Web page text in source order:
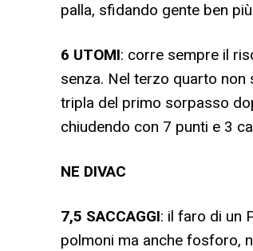
palla, sfidando gente ben
6 UTOMI: corre sempre il
senza. Nel terzo quarto
tripla del primo sorpasso
chiudendo con 7 punti e 3
NE DIVAC
7,5 SACCAGGI: il faro di un
polmoni ma anche fosforo,